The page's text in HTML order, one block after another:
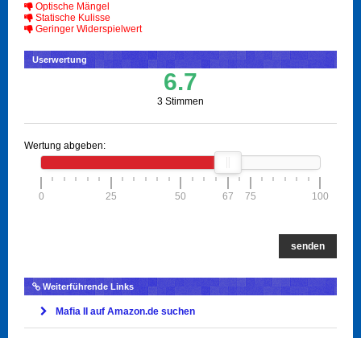
Optische Mängel
Statische Kulisse
Geringer Widerspielwert
Userwertung
6.7
3 Stimmen
Wertung abgeben:
0 25 50 67 75 100
senden
Weiterführende Links
Mafia II auf Amazon.de suchen